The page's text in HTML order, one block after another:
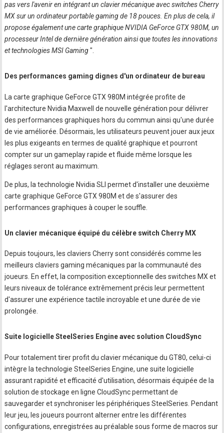
pas vers l'avenir en intégrant un clavier mécanique avec switches Cherry
MX sur un ordinateur portable gaming de 18 pouces. En plus de cela, il
propose également une carte graphique NVIDIA GeForce GTX 980M, un
processeur Intel de dernière génération ainsi que toutes les innovations
et technologies MSI Gaming".
Des performances gaming dignes d'un ordinateur de bureau
La carte graphique GeForce GTX 980M intégrée profite de
l'architecture Nvidia Maxwell de nouvelle génération pour délivrer
des performances graphiques hors du commun ainsi qu'une durée
de vie améliorée. Désormais, les utilisateurs peuvent jouer aux jeux
les plus exigeants en termes de qualité graphique et pourront
compter sur un gameplay rapide et fluide même lorsque les
réglages seront au maximum.
De plus, la technologie Nvidia SLI permet d'installer une deuxième
carte graphique GeForce GTX 980M et de s'assurer des
performances graphiques à couper le souffle.
Un clavier mécanique équipé du célèbre switch Cherry MX
Depuis toujours, les claviers Cherry sont considérés comme les
meilleurs claviers gaming mécaniques par la communauté des
joueurs. En effet, la composition exceptionnelle des switches MX et
leurs niveaux de tolérance extrêmement précis leur permettent
d'assurer une expérience tactile incroyable et une durée de vie
prolongée.
Suite logicielle SteelSeries Engine avec solution CloudSync
Pour totalement tirer profit du clavier mécanique du GT80, celui-ci
intègre la technologie SteelSeries Engine, une suite logicielle
assurant rapidité et efficacité d'utilisation, désormais équipée de la
solution de stockage en ligne CloudSync permettant de
sauvegarder et synchroniser les périphériques SteelSeries. Pendant
leur jeu, les joueurs pourront alterner entre les différentes
configurations, enregistrées au préalable sous forme de macros sur